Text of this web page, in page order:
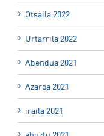
Otsaila 2022
Urtarrila 2022
Abendua 2021
Azaroa 2021
iraila 2021